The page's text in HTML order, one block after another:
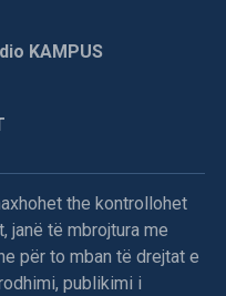
KAMPUS
the kontrollohet
janë të mbrojtura me
për to mban të drejtat e
publikimi i